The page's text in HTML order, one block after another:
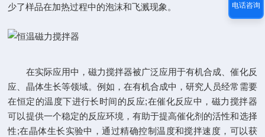
少了样品在加热过程中的泡沫和飞溅现象。
在实际应用中，磁力搅拌器被广泛应用于有机合成、催化反
应、晶体生长等领域。例如，在有机合成中，研究人员经常需要
在恒定的温度下进行长时间的反应;在催化反应中，磁力搅拌器
可以提供一个稳定的反应环境，有助于提高催化剂的活性和选择
性;在晶体生长实验中，通过精确控制温度和搅拌速度，可以获
电话咨询